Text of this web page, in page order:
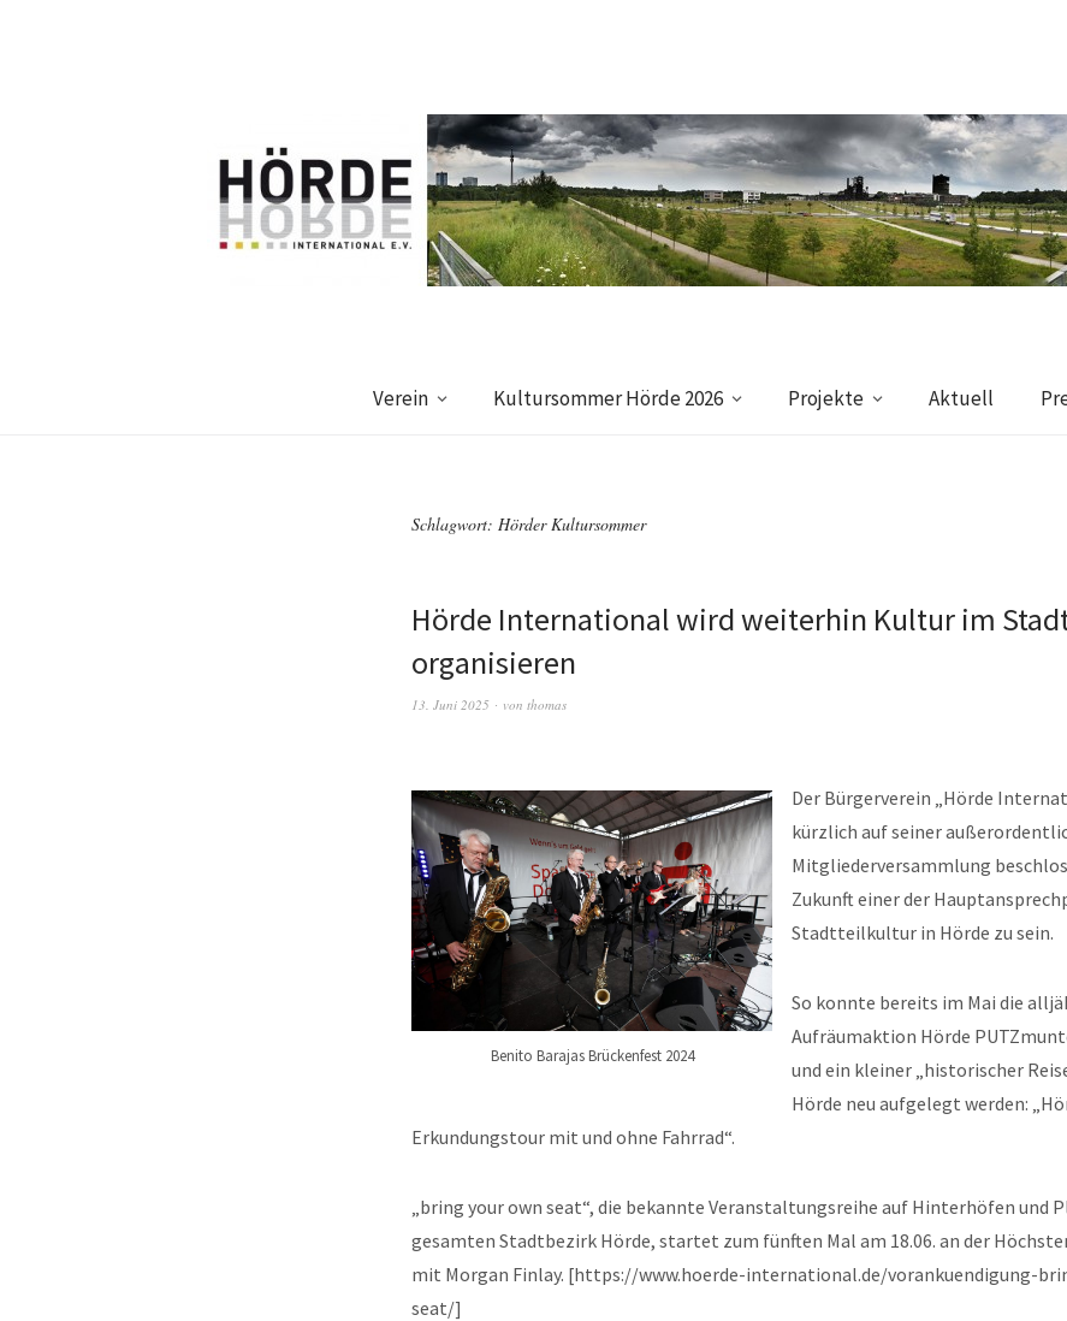
Verein Kultursommer Hörde 2026 Projekte Aktuell
Schlagwort: Hörder Kultursommer
Hörde International wird weiterhin Kultur im
organisieren
13. Juni 2025 von thomas
Benito Barajas Brückenfest 2024
Der Bürgerverein „Hörde
kürzlich auf seiner
Mitgliederversammlung
Zukunft einer der
Stadtteilkultur in Hörde zu sein.
So konnte bereits im Mai die
Aufräumaktion Hörde
und ein kleiner „historischer
Hörde neu aufgelegt werden:
Erkundungstour mit und ohne Fahrrad“.
„bring your own seat“, die bekannte Veranstaltungsreihe auf Hinterhöfen und
gesamten Stadtbezirk Hörde, startet zum fünften Mal am 18.06. an der
mit Morgan Finlay. [https://www.hoerde-international.de/vorankuendigung-
seat/]